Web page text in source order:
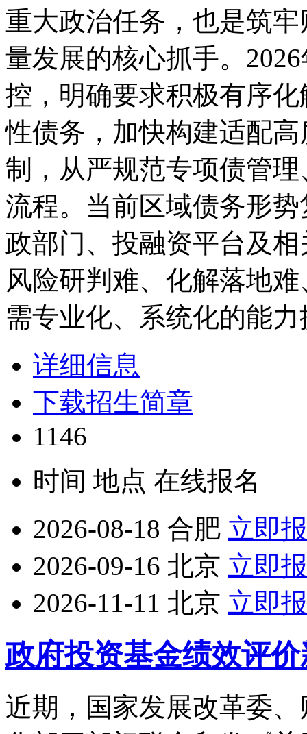
重大政治任务，也是筑
量发展的核心抓手。
控，明确要求积极有序
性债务，加快构建适配
制，从严规范专项债管
流程。当前区域债务形
政部门、投融资平台及
风险研判难、化解落地
需专业化、系统化的能
详细信息
下载招生简章
1146
时间 地点 在线报名
2026-08-18 合肥 立即
2026-09-16 北京 立即
2026-11-11 北京 立即
政府投资基金绩效评
近期，国家发展改革委